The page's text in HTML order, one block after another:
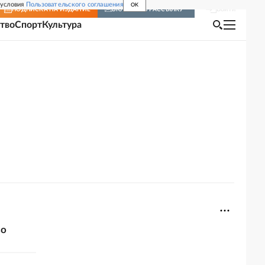
Пользовательского соглашения OK
ПОДПИСКА НА ИЗДАНИЕ ВКЛЮЧИТЬ РАССЫЛКУ
СпортКультура